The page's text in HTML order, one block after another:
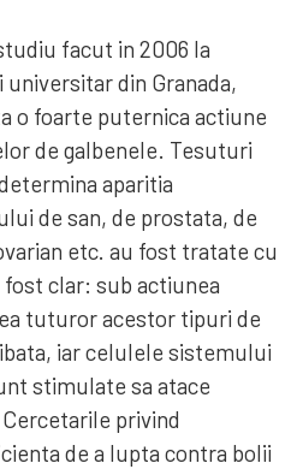
facut in 2006 la
din Granada,
o foarte puternica actiune
de galbenele. Tesuturi
aparitia
de san, de prostata, de
etc. au fost tratate cu
clar: sub actiunea
tuturor acestor tipuri de
iar celulele sistemului
stimulate sa atace
privind
de a lupta contra bolii